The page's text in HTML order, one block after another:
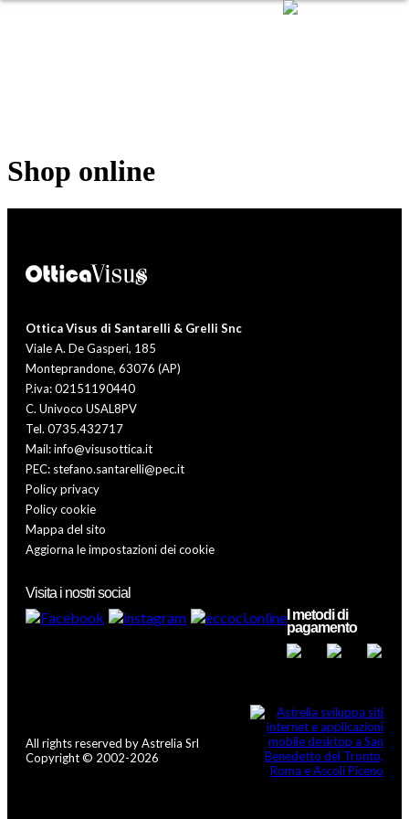
Shop online
Ottica Visus di Santarelli & Grelli Snc
Viale A. De Gasperi, 185
Monteprandone, 63076 (AP)
P.iva: 02151190440
C. Univoco USAL8PV
Tel. 0735.432717
Mail: info@visusottica.it
PEC: stefano.santarelli@pec.it
Policy privacy
Policy cookie
Mappa del sito
Aggiorna le impostazioni dei cookie
Visita i nostri social
I metodi di
pagamento
All rights reserved by Astrelia Srl
Copyright © 2002-2026